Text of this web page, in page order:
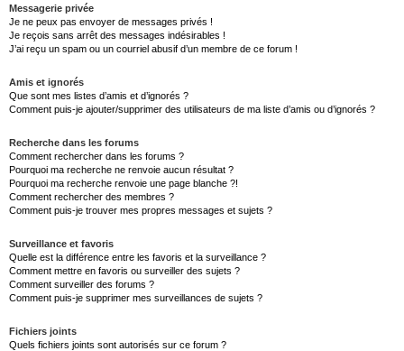
Messagerie privée
Je ne peux pas envoyer de messages privés !
Je reçois sans arrêt des messages indésirables !
J’ai reçu un spam ou un courriel abusif d’un membre de ce forum !
Amis et ignorés
Que sont mes listes d’amis et d’ignorés ?
Comment puis-je ajouter/supprimer des utilisateurs de ma liste d’amis ou d’ignorés ?
Recherche dans les forums
Comment rechercher dans les forums ?
Pourquoi ma recherche ne renvoie aucun résultat ?
Pourquoi ma recherche renvoie une page blanche ?!
Comment rechercher des membres ?
Comment puis-je trouver mes propres messages et sujets ?
Surveillance et favoris
Quelle est la différence entre les favoris et la surveillance ?
Comment mettre en favoris ou surveiller des sujets ?
Comment surveiller des forums ?
Comment puis-je supprimer mes surveillances de sujets ?
Fichiers joints
Quels fichiers joints sont autorisés sur ce forum ?